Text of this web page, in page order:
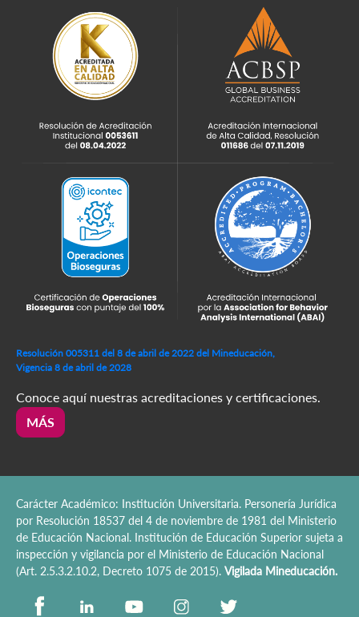
Resolución 005311 del 8 de abril de 2022 del Mineducación,
Vigencia 8 de abril de 2028
Conoce aquí nuestras acreditaciones y certificaciones.
MÁS
Carácter Académico: Institución Universitaria. Personería Jurídica
por Resolución 18537 del 4 de noviembre de 1981 del Ministerio
de Educación Nacional. Institución de Educación Superior sujeta a
inspección y vigilancia por el Ministerio de Educación Nacional
(Art. 2.5.3.2.10.2, Decreto 1075 de 2015). Vigilada Mineducación.